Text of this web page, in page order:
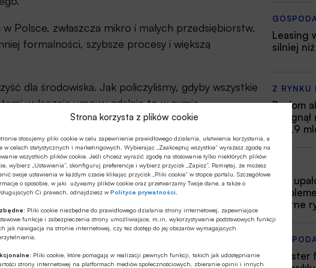
Strona korzysta z plików cookie
stosujemy pliki cookie w celu zapewnienie prawidłowego działania, ułatwienia korzystania, a
w celach statystycznych i marketingowych. Wybierając „Zaakceptuj wszystkie” wyrażasz zgodę na
wszystkich plików cookie. Jeśli chcesz wyrazić zgodę na stosowanie tylko niektórych plików
wybierz „Ustawienia”, skonfiguruj preferencje i wybierz przycisk „Zapisz”. Pamiętaj, że możesz
swoje ustawienia w każdym czasie klikając przycisk „Pliki cookie” w stopce portalu. Szczegółowe
o sposobie, w jaki używamy plików cookie oraz przetwarzamy Twoje dane, a także o
Ci prawach, odnajdziesz wPolityce prywatności
Pliki cookie niezbędne do prawidłowego działania strony internetowej, zapewniające
funkcje i zabezpieczenia strony umożliwiające, m.in. wykorzystywanie podstawowych funkcji
jak nawigacja na stronie internetowej, czy tez dostęp do jej obszarów wymagających
Pliki cookie, które pomagają w realizacji pewnych funkcji, takich jak udostępnianie
strony internetowej na platformach mediów społecznościowych, zbieranie opinii i innych
Polsce, zwłaszcza mikro i małych przedsiębiorstw,
formalności, szybsze procesy i większą
dla środowiska. Jak policzyliśmy, gdyby wszystkie
wyłącznie umowy zdalnie to w sumie
się na 8-9 tys. drzew i 3600 m3
Monika Constant, prezeska Związku Polskiego
gotowa na przyszłość
leasingu
Leasing
silniej
Z RYNKU
Poziom
354,9
Fale
istotne